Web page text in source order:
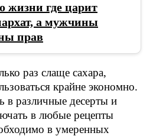
жизни где царит
а мужчины
прав
раз слаще сахара,
крайне экономно.
в различные десерты и
в любые рецепты
в умеренных